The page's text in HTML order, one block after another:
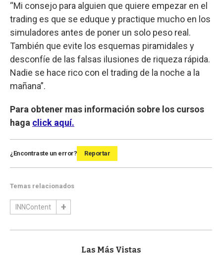
“Mi consejo para alguien que quiere empezar en el
trading es que se eduque y practique mucho en los
simuladores antes de poner un solo peso real.
También que evite los esquemas piramidales y
desconfíe de las falsas ilusiones de riqueza rápida.
Nadie se hace rico con el trading de la noche a la
mañana”.
Para obtener mas información sobre los cursos
haga click aquí.
¿Encontraste un error? Reportar
Temas relacionados
INNContent
Las Más Vistas